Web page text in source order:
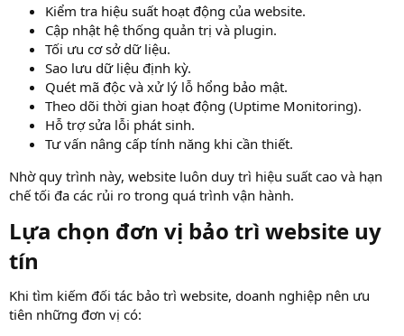
Kiểm tra hiệu suất hoạt động của website.
Cập nhật hệ thống quản trị và plugin.
Tối ưu cơ sở dữ liệu.
Sao lưu dữ liệu định kỳ.
Quét mã độc và xử lý lỗ hổng bảo mật.
Theo dõi thời gian hoạt động (Uptime Monitoring).
Hỗ trợ sửa lỗi phát sinh.
Tư vấn nâng cấp tính năng khi cần thiết.
Nhờ quy trình này, website luôn duy trì hiệu suất cao và hạn
chế tối đa các rủi ro trong quá trình vận hành.
Lựa chọn đơn vị bảo trì website uy
tín​
Khi tìm kiếm đối tác bảo trì website, doanh nghiệp nên ưu
tiên những đơn vị có: